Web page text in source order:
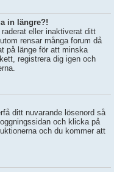
in längre?!
eller inaktiverat ditt
rensar många forum då
på länge för att minska
registrera dig igen och
ditt nuvarande lösenord så
och klicka på
och du kommer att